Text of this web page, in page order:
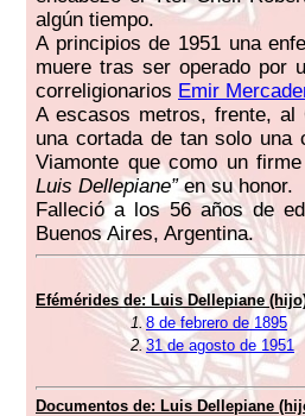
algún tiempo.
A principios de 1951 una
muere tras ser operado por
correligionarios Emir
A escasos metros, frente, al
una cortada de tan solo una
Viamonte que como un
Luis Dellepiane”en su honor.
Falleció a los 56 años de
Buenos Aires, Argentina.
Efémérides de: Luis Dellepiane
1. 8 de febrero de 1895
2.31 de agosto de 1951
Documentos de: Luis Dellepiane